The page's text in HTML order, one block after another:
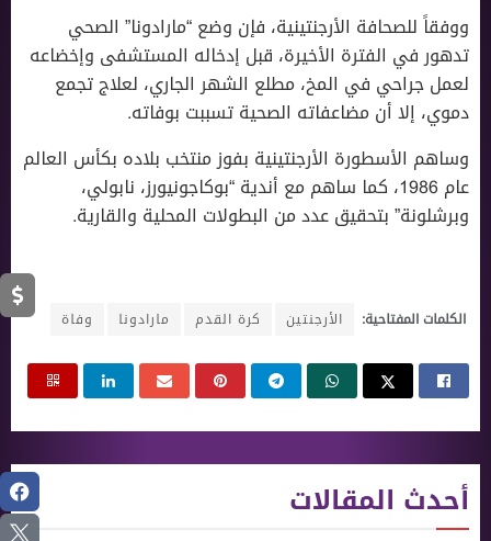
ووفقاً للصحافة الأرجنتينية، فإن وضع “مارادونا” الصحي
تدهور في الفترة الأخيرة، قبل إدخاله المستشفى وإخضاعه
لعمل جراحي في المخ، مطلع الشهر الجاري، لعلاج تجمع
دموي، إلا أن مضاعفاته الصحية تسببت بوفاته.
وساهم الأسطورة الأرجنتينية بفوز منتخب بلاده بكأس العالم
عام ١٩٨٦، كما ساهم مع أندية “بوكاجونيورز، نابولي،
وبرشلونة” بتحقيق عدد من البطولات المحلية والقارية.
الكلمات المفتاحية: الأرجنتين كرة القدم مارادونا وفاة
أحدث المقالات